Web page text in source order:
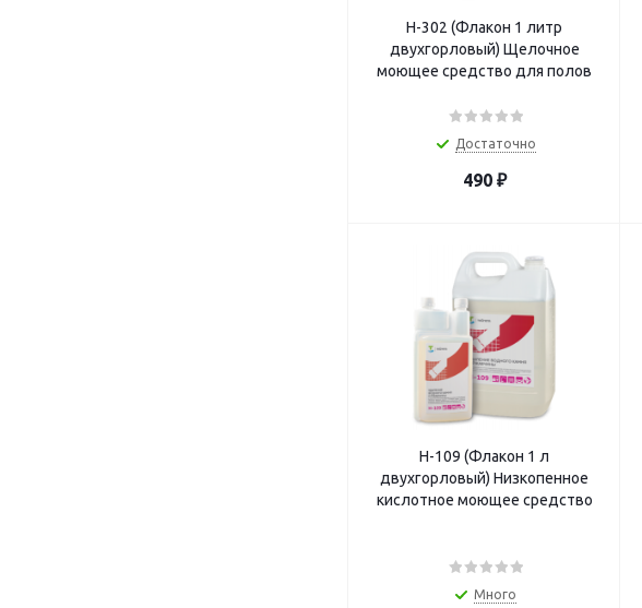
Н-302 (Флакон 1 литр
двухгорловый) Щелочное
моющее средство для полов
Достаточно
490₽
Н-109 (Флакон 1 л
двухгорловый) Низкопенное
кислотное моющее средство
Много